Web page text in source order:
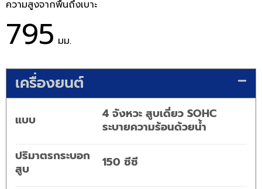
ความสูงจากพื้นถึงเบาะ
795 มม.
เครื่องยนต์
แบบ
4 จังหวะ สูบเดี่ยว SOHC
ระบายความร้อนด้วยน้ำ
ปริมาตรกระบอก
สูบ
150 ซีซี